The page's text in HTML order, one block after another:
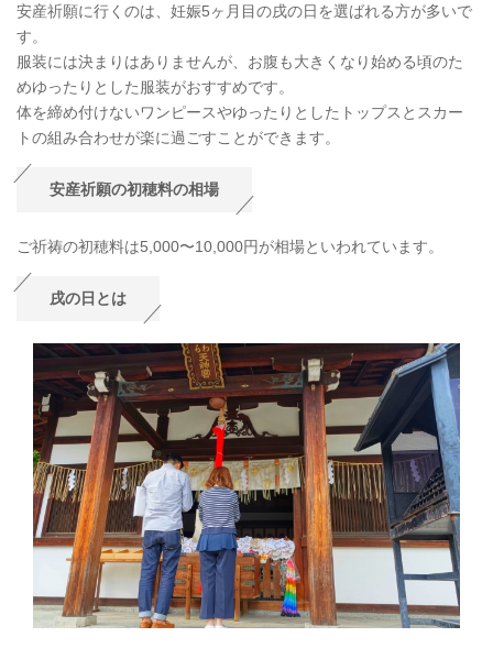
安産祈願に行くのは、妊娠5ヶ月目の戌の日を選ばれる方が多いで
す。
服装には決まりはありませんが、お腹も大きくなり始める頃のた
めゆったりとした服装がおすすめです。
体を締め付けないワンピースやゆったりとしたトップスとスカー
トの組み合わせが楽に過ごすことができます。
安産祈願の初穂料の相場
ご祈祷の初穂料は5,000〜10,000円が相場といわれています。
戌の日とは